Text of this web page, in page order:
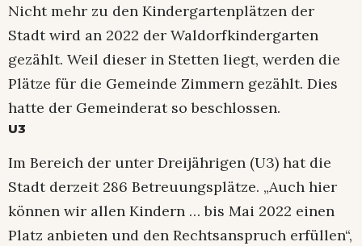
Nicht mehr zu den Kindergartenplätzen der
Stadt wird an 2022 der Waldorfkindergarten
gezählt. Weil dieser in Stetten liegt, werden die
Plätze für die Gemeinde Zimmern gezählt. Dies
hatte der Gemeinderat so beschlossen.
U3
Im Bereich der unter Dreijährigen (U3) hat die
Stadt derzeit 286 Betreuungsplätze. „Auch hier
können wir allen Kindern … bis Mai 2022 einen
Platz anbieten und den Rechtsanspruch erfüllen“,